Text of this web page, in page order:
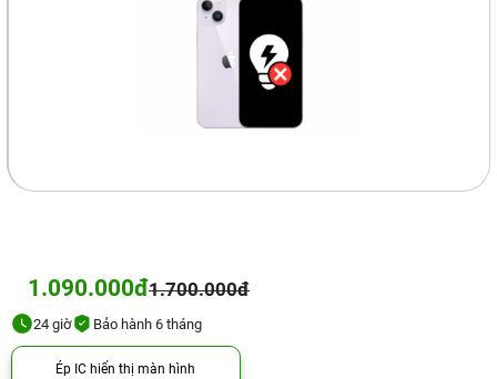
1.090.000đ1.700.000đ
24 giờ Bảo hành 6 tháng
Ép IC hiển thị màn hình